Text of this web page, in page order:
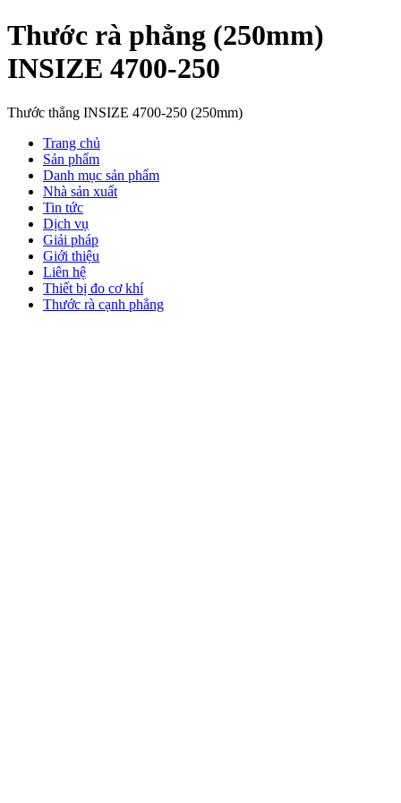
Thước rà phẳng (250mm)
INSIZE 4700-250
Thước thẳng INSIZE 4700-250 (250mm)
Trang chủ
Sản phẩm
Danh mục sản phẩm
Nhà sản xuất
Tin tức
Dịch vụ
Giải pháp
Giới thiệu
Liên hệ
Thiết bị đo cơ khí
Thước rà cạnh phẳng